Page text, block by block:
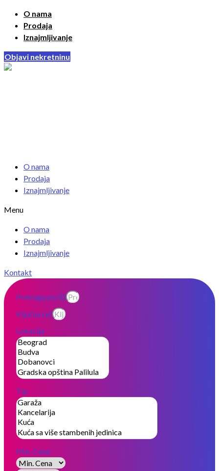
O nama
Prodaja
Iznajmljivanje
Objavi nekretninu
O nama
Prodaja
Iznajmljivanje
Menu
O nama
Prodaja
Iznajmljivanje
Kontakt
Pretraga po ID
Ključna reč
Lokacija
Tip
Min. Cena